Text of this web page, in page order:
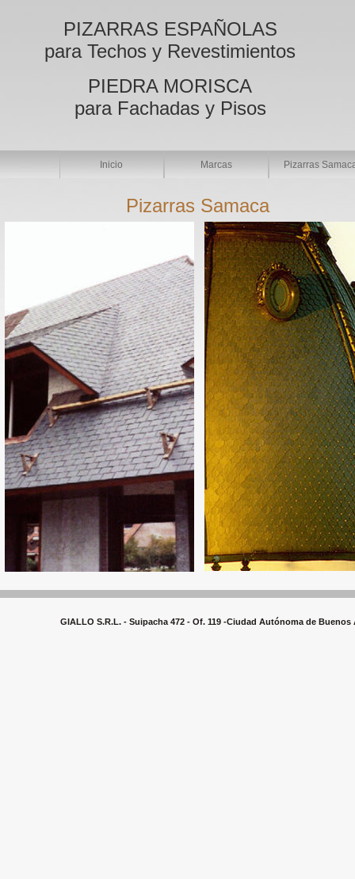
PIZARRAS ESPAÑOLAS
para Techos y Revestimientos
PIEDRA MORISCA
para Fachadas y Pisos
Inicio Marcas Pizarras
Pizarras Samaca
GIALLO S.R.L. - Suipacha 472 - Of. 119 -Ciudad Autónoma de